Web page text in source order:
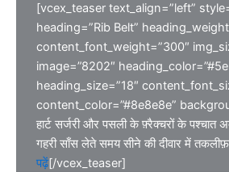
[vcex_teaser text_align=”left”
heading=”Rib Belt”
content_font_weight=”300″
image=”8202″
heading_size=”18″
content_color=”#8e8e8e”
हार्ट सर्जरी और पसली के फ़्रैक्चरों के पश्चात
गहरी साँस लेते समय सीने की दीवार में
पढ़ें[/vcex_teaser]